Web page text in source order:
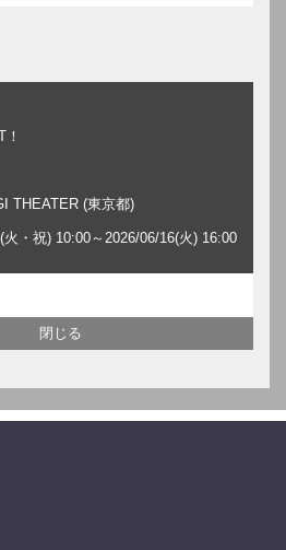
THEATER (東京都)
・祝) 10:00～2026/06/16(火) 16:00